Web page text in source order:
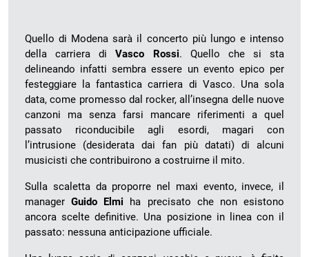
Quello di Modena sarà il concerto più lungo e intenso
della carriera diVasco Rossi. Quello che si sta
delineando infatti sembra essere un evento epico per
festeggiare la fantastica carriera di Vasco. Una sola
data, come promesso dal rocker, all’insegna delle nuove
canzoni ma senza farsi mancare riferimenti a quel
passato riconducibile agli esordi, magari con
l’intrusione (desiderata dai fan più datati) di alcuni
musicisti che contribuirono a costruirne il mito.
Sulla scaletta da proporre nel maxi evento, invece, il
managerGuido Elmi ha precisato che non esistono
ancora scelte definitive. Una posizione in linea con il
passato: nessuna anticipazione ufficiale.